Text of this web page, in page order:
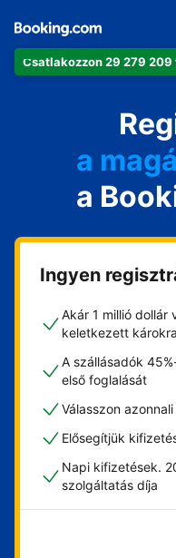
Csatlakozzon 29 279
az
a
a
a
a
a
Ingyen
Akár 1 millió dollár
keletkezett károkra
A szállásadók
első foglalását
Válasszon
Elősegítjük
Napi kifizetések.
szolgáltatás díja